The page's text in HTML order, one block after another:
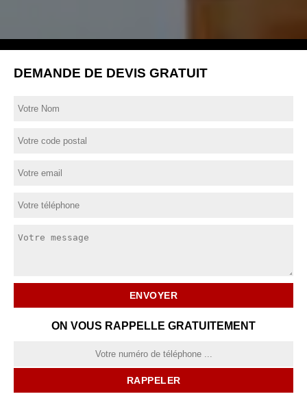
DEMANDE DE DEVIS GRATUIT
ON VOUS RAPPELLE GRATUITEMENT